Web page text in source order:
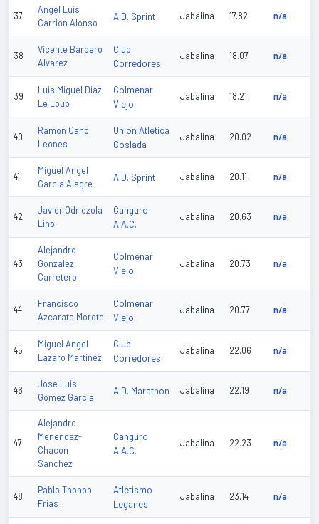
37
Angel Luis
Carrion Alonso
A.D. Sprint Jabalina 17.82 n/a
38
Vicente Barbero
Alvarez
Club
Corredores
Jabalina 18.07 n/a
39
Luis Miguel Diaz
Le Loup
Colmenar
Viejo
Jabalina 18.21 n/a
40
Ramon Cano
Leones
Union Atletica
Coslada
Jabalina 20.02 n/a
41
Miguel Angel
Garcia Alegre
A.D. Sprint Jabalina 20.11 n/a
42
Javier Odriozola
Lino
Canguro
A.A.C.
Jabalina 20.63 n/a
43
Alejandro
Gonzalez
Carretero
Colmenar
Viejo
Jabalina 20.73 n/a
44
Francisco
Azcarate Morote
Colmenar
Viejo
Jabalina 20.77 n/a
45
Miguel Angel
Lazaro Martinez
Club
Corredores
Jabalina 22.06 n/a
46
Jose Luis
Gomez Garcia
A.D. Marathon Jabalina 22.19 n/a
47
Alejandro
Menendez-
Chacon
Sanchez
Canguro
A.A.C.
Jabalina 22.23 n/a
48
Pablo Thonon
Frias
Atletismo
Leganes
Jabalina 23.14 n/a